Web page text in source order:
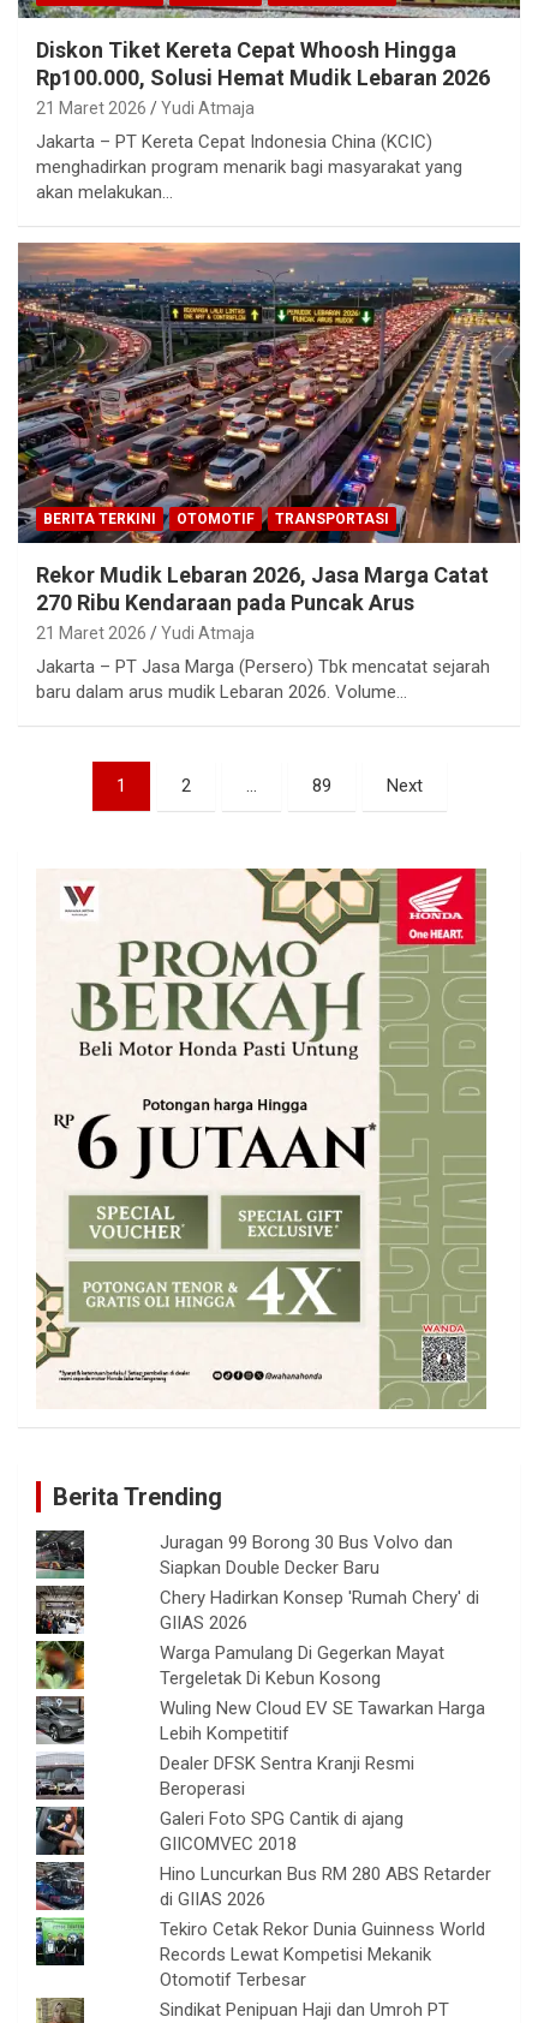
Diskon Tiket Kereta Cepat Whoosh Hingga
Rp100.000, Solusi Hemat Mudik Lebaran 2026
21 Maret 2026 Yudi Atmaja
Jakarta – PT Kereta Cepat Indonesia China (KCIC)
menghadirkan program menarik bagi masyarakat yang
akan melakukan…
BERITA TERKINI OTOMOTIF TRANSPORTASI
Rekor Mudik Lebaran 2026, Jasa Marga Catat
270 Ribu Kendaraan pada Puncak Arus
21 Maret 2026 Yudi Atmaja
Jakarta – PT Jasa Marga (Persero) Tbk mencatat sejarah
baru dalam arus mudik Lebaran 2026. Volume…
Paginasi
1 2 … 89 Next
Berita Trending
Juragan 99 Borong 30 Bus Volvo dan
Siapkan Double Decker Baru
Chery Hadirkan Konsep 'Rumah Chery' di
GIIAS 2026
Warga Pamulang Di Gegerkan Mayat
Tergeletak Di Kebun Kosong
Wuling New Cloud EV SE Tawarkan Harga
Lebih Kompetitif
Dealer DFSK Sentra Kranji Resmi
Beroperasi
Galeri Foto SPG Cantik di ajang
GIICOMVEC 2018
Hino Luncurkan Bus RM 280 ABS Retarder
di GIIAS 2026
Tekiro Cetak Rekor Dunia Guinness World
Records Lewat Kompetisi Mekanik
Otomotif Terbesar
Sindikat Penipuan Haji dan Umroh PT